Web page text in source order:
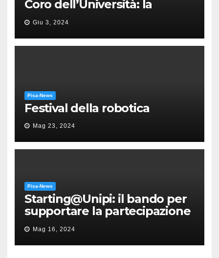
Coro dell’Università: la
“Messa in gloria” di Giacomo
Puccini
Giu 3, 2024
Pisa-News
Festival della robotica
Mag 23, 2024
Pisa-News
Starting@Unipi: il bando per
supportare la partecipazione
all’ERC Starting Grant
Mag 16, 2024